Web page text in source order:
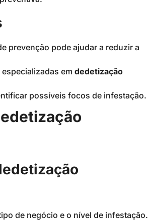
prevenção pode ajudar a reduzir a
em dedetização
possíveis focos de infestação.
de negócio e o nível de infestação.